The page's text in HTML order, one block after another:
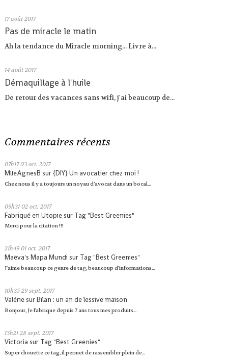
17 août 2017
Pas de miracle le matin
Ah la tendance du Miracle morning... Livre à...
14 août 2017
Démaquillage à l'huile
De retour des vacances sans wifi, j'ai beaucoup de...
Commentaires récents
07h17 03 oct. 2017
MlleAgnesB sur{DIY} Un avocatier chez moi !
Chez nous il y a toujours un noyau d’avocat dans un bocal...
09h31 02 oct. 2017
Fabriqué en Utopiesur Tag "Best Greenies"
Merci pour la citation !!!
21h49 01 oct. 2017
Maëva's Mapa Mundi sur Tag "Best Greenies"
J'aime beaucoup ce genre de tag, beaucoup d'informations...
10h35 29 sept. 2017
ValériesurBilan : un an de lessive maison
Bonjour, Je fabrique depuis 7 ans tous mes produits...
13h21 28 sept. 2017
Victoria sur Tag "Best Greenies"
Super chouette ce tag, il permet de rassembler plein de...